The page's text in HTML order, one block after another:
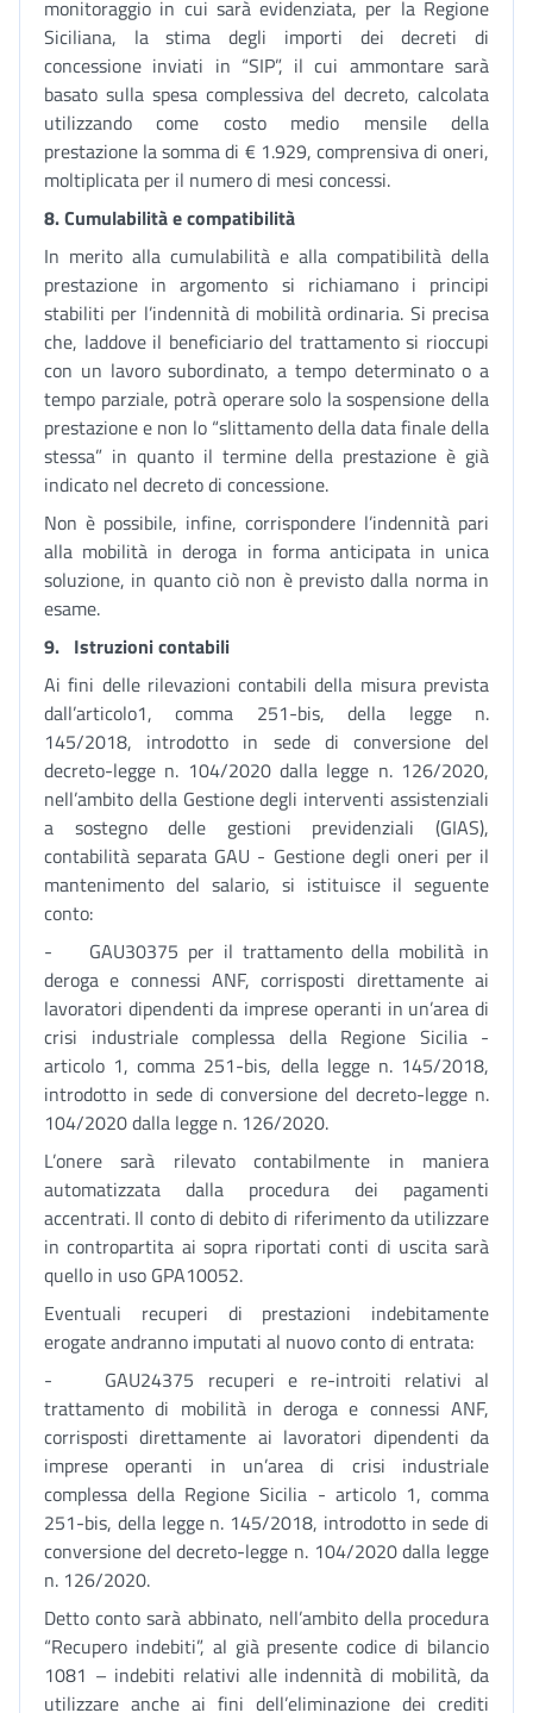
monitoraggio in cui sarà evidenziata, per la Regione
Siciliana, la stima degli importi dei decreti di
concessione inviati in “SIP”, il cui ammontare sarà
basato sulla spesa complessiva del decreto, calcolata
utilizzando come costo medio mensile della
prestazione la somma di € 1.929, comprensiva di oneri,
moltiplicata per il numero di mesi concessi.
8.Cumulabilità e compatibilità
In merito alla cumulabilità e alla compatibilità della
prestazione in argomento si richiamano i principi
stabiliti per l’indennità di mobilità ordinaria. Si precisa
che, laddove il beneficiario del trattamento si rioccupi
con un lavoro subordinato, a tempo determinato o a
tempo parziale, potrà operare solo la sospensione della
prestazione e non lo “slittamento della data finale della
stessa” in quanto il termine della prestazione è già
indicato nel decreto di concessione.
Non è possibile, infine, corrispondere l’indennità pari
alla mobilità in deroga in forma anticipata in unica
soluzione, in quanto ciò non è previsto dalla norma in
esame.
9. Istruzioni contabili
Ai fini delle rilevazioni contabili della misura prevista
dall’articolo1, comma 251-bis, della legge n.
145/2018, introdotto in sede di conversione del
decreto-legge n. 104/2020 dalla legge n. 126/2020,
nell’ambito della Gestione degli interventi assistenziali
a sostegno delle gestioni previdenziali (GIAS),
contabilità separata GAU - Gestione degli oneri per il
mantenimento del salario, si istituisce il seguente
conto:
- GAU30375 per il trattamento della mobilità in
deroga e connessi ANF, corrisposti direttamente ai
lavoratori dipendenti da imprese operanti in un’area di
crisi industriale complessa della Regione Sicilia -
articolo 1, comma 251-bis, della legge n. 145/2018,
introdotto in sede di conversione del decreto-legge n.
104/2020 dalla legge n. 126/2020.
L’onere sarà rilevato contabilmente in maniera
automatizzata dalla procedura dei pagamenti
accentrati. Il conto di debito di riferimento da utilizzare
in contropartita ai sopra riportati conti di uscita sarà
quello in uso GPA10052.
Eventuali recuperi di prestazioni indebitamente
erogate andranno imputati al nuovo conto di entrata:
- GAU24375 recuperi e re-introiti relativi al
trattamento di mobilità in deroga e connessi ANF,
corrisposti direttamente ai lavoratori dipendenti da
imprese operanti in un’area di crisi industriale
complessa della Regione Sicilia - articolo 1, comma
251-bis, della legge n. 145/2018, introdotto in sede di
conversione del decreto-legge n. 104/2020 dalla legge
n. 126/2020.
Detto conto sarà abbinato, nell’ambito della procedura
“Recupero indebiti”, al già presente codice di bilancio
1081 – indebiti relativi alle indennità di mobilità, da
utilizzare anche ai fini dell’eliminazione dei crediti